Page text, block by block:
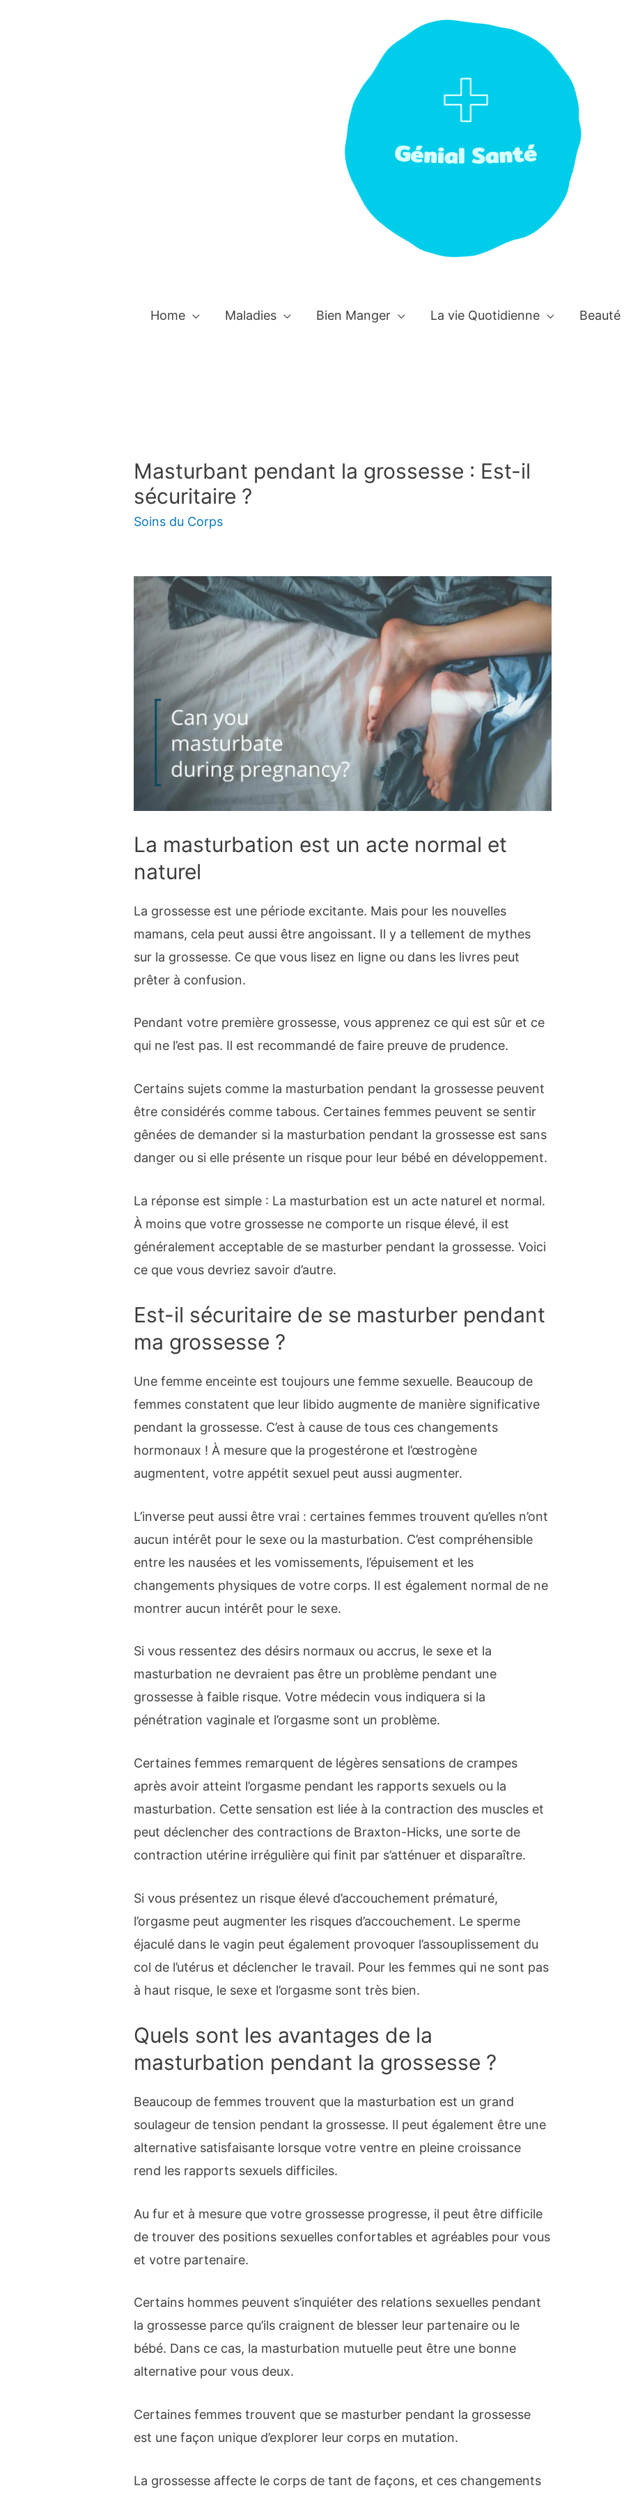
Home Maladies Bien Manger La vie Quotidienne Beauté
Masturbant pendant la grossesse : Est-il
sécuritaire ?
Soins du Corps
La masturbation est un acte normal et
naturel
La grossesse est une période excitante. Mais pour les nouvelles
mamans, cela peut aussi être angoissant. Il y a tellement de mythes
sur la grossesse. Ce que vous lisez en ligne ou dans les livres peut
prêter à confusion.
Pendant votre première grossesse, vous apprenez ce qui est sûr et ce
qui ne l’est pas. Il est recommandé de faire preuve de prudence.
Certains sujets comme la masturbation pendant la grossesse peuvent
être considérés comme tabous. Certaines femmes peuvent se sentir
gênées de demander si la masturbation pendant la grossesse est sans
danger ou si elle présente un risque pour leur bébé en développement.
La réponse est simple : La masturbation est un acte naturel et normal.
À moins que votre grossesse ne comporte un risque élevé, il est
généralement acceptable de se masturber pendant la grossesse. Voici
ce que vous devriez savoir d’autre.
Est-il sécuritaire de se masturber pendant
ma grossesse ?
Une femme enceinte est toujours une femme sexuelle. Beaucoup de
femmes constatent que leur libido augmente de manière significative
pendant la grossesse. C’est à cause de tous ces changements
hormonaux ! À mesure que la progestérone et l’œstrogène
augmentent, votre appétit sexuel peut aussi augmenter.
L’inverse peut aussi être vrai : certaines femmes trouvent qu’elles n’ont
aucun intérêt pour le sexe ou la masturbation. C’est compréhensible
entre les nausées et les vomissements, l’épuisement et les
changements physiques de votre corps. Il est également normal de ne
montrer aucun intérêt pour le sexe.
Si vous ressentez des désirs normaux ou accrus, le sexe et la
masturbation ne devraient pas être un problème pendant une
grossesse à faible risque. Votre médecin vous indiquera si la
pénétration vaginale et l’orgasme sont un problème.
Certaines femmes remarquent de légères sensations de crampes
après avoir atteint l’orgasme pendant les rapports sexuels ou la
masturbation. Cette sensation est liée à la contraction des muscles et
peut déclencher des contractions de Braxton-Hicks, une sorte de
contraction utérine irrégulière qui finit par s’atténuer et disparaître.
Si vous présentez un risque élevé d’accouchement prématuré,
l’orgasme peut augmenter les risques d’accouchement. Le sperme
éjaculé dans le vagin peut également provoquer l’assouplissement du
col de l’utérus et déclencher le travail. Pour les femmes qui ne sont pas
à haut risque, le sexe et l’orgasme sont très bien.
Quels sont les avantages de la
masturbation pendant la grossesse ?
Beaucoup de femmes trouvent que la masturbation est un grand
soulageur de tension pendant la grossesse. Il peut également être une
alternative satisfaisante lorsque votre ventre en pleine croissance
rend les rapports sexuels difficiles.
Au fur et à mesure que votre grossesse progresse, il peut être difficile
de trouver des positions sexuelles confortables et agréables pour vous
et votre partenaire.
Certains hommes peuvent s’inquiéter des relations sexuelles pendant
la grossesse parce qu’ils craignent de blesser leur partenaire ou le
bébé. Dans ce cas, la masturbation mutuelle peut être une bonne
alternative pour vous deux.
Certaines femmes trouvent que se masturber pendant la grossesse
est une façon unique d’explorer leur corps en mutation.
La grossesse affecte le corps de tant de façons, et ces changements